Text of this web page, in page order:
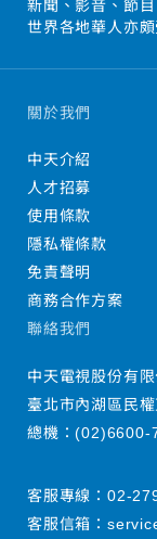
新聞、影音、節
世界各地華人亦
關於我們
中天介紹
人才招募
使用條款
隱私權條款
免責聲明
商務合作方案
聯絡我們
中天電視股份有限
臺北市內湖區民
總機：(02)6600-
客服專線： 02-
客服信箱：